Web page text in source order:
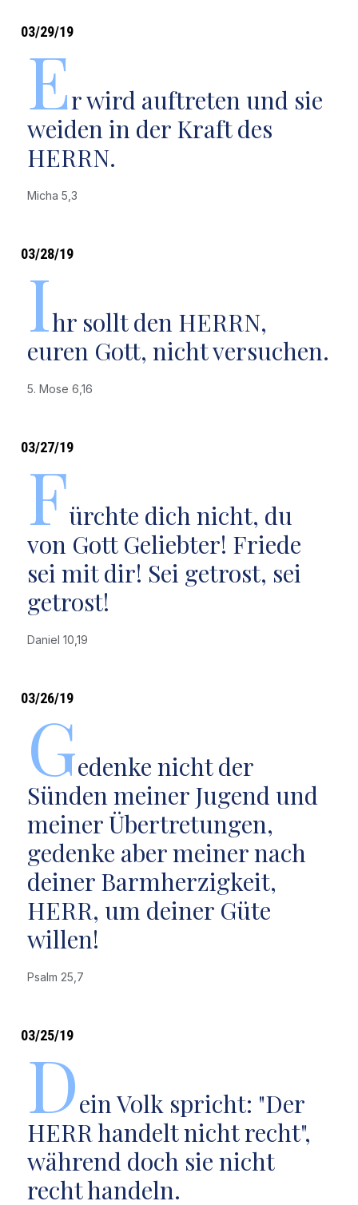
03/29/19
Er wird auftreten und sie
weiden in der Kraft des
HERRN.
Micha 5,3
03/28/19
Ihr sollt den HERRN,
euren Gott, nicht versuchen.
5. Mose 6,16
03/27/19
Fürchte dich nicht, du
von Gott Geliebter! Friede
sei mit dir! Sei getrost, sei
getrost!
Daniel 10,19
03/26/19
Gedenke nicht der
Sünden meiner Jugend und
meiner Übertretungen,
gedenke aber meiner nach
deiner Barmherzigkeit,
HERR, um deiner Güte
willen!
Psalm 25,7
03/25/19
Dein Volk spricht: "Der
HERR handelt nicht recht",
während doch sie nicht
recht handeln.